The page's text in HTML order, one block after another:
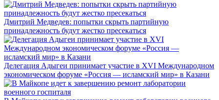
Дмитрий Медведев: попытки скрыть партийную
принадлежность будут жестко пресекаться
Делегация Адыгеи принимает участие в XVI Международном
экономическом форуме «Россия — исламский мир» в Казани